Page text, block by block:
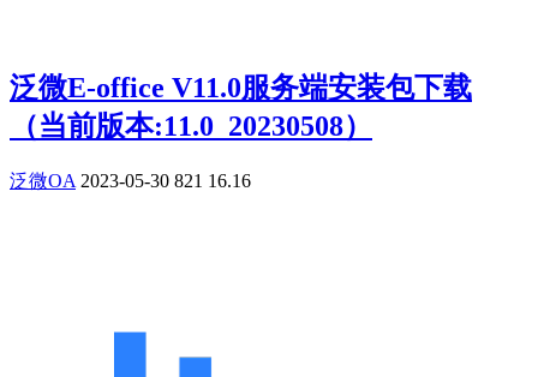
泛微E-office V11.0服务端安装包下载
（当前版本:11.0_20230508）
泛微OA 2023-05-30 821 16.16